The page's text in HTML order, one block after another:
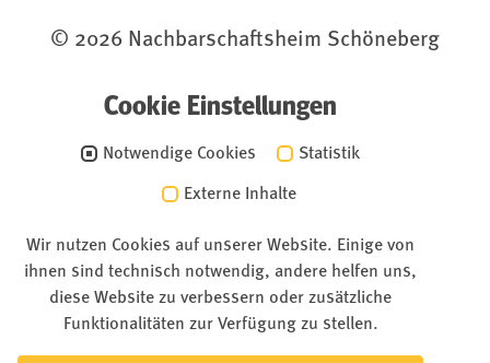
© 2026 Nachbarschaftsheim Schöneberg
Cookie Einstellungen
Notwendige Cookies Statistik
Externe Inhalte
Wir nutzen Cookies auf unserer Website. Einige von
ihnen sind technisch notwendig, andere helfen uns,
diese Website zu verbessern oder zusätzliche
Funktionalitäten zur Verfügung zu stellen.